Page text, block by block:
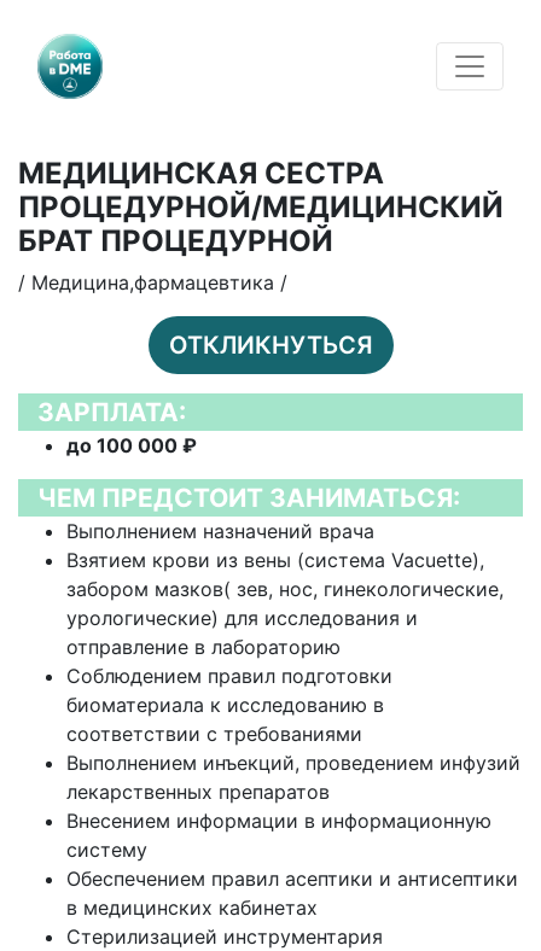
МЕДИЦИНСКАЯ СЕСТРА
ПРОЦЕДУРНОЙ/МЕДИЦИНСКИЙ
БРАТ ПРОЦЕДУРНОЙ
/ Медицина,фармацевтика /
ОТКЛИКНУТЬСЯ
ЗАРПЛАТА:
до 100 000 ₽
ЧЕМ ПРЕДСТОИТ ЗАНИМАТЬСЯ:
Выполнением назначений врача
Взятием крови из вены (система Vacuette),
забором мазков( зев, нос, гинекологические,
урологические) для исследования и
отправление в лабораторию
Соблюдением правил подготовки
биоматериала к исследованию в
соответствии с требованиями
Выполнением инъекций, проведением инфузий
лекарственных препаратов
Внесением информации в информационную
систему
Обеспечением правил асептики и антисептики
в медицинских кабинетах
Стерилизацией инструментария